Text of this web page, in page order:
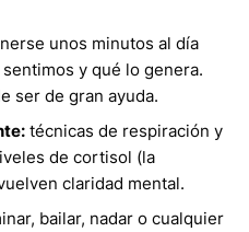
unos minutos al día
y qué lo genera.
ser de gran ayuda.
técnicas de respiración y
de cortisol (la
claridad mental.
bailar, nadar o cualquier